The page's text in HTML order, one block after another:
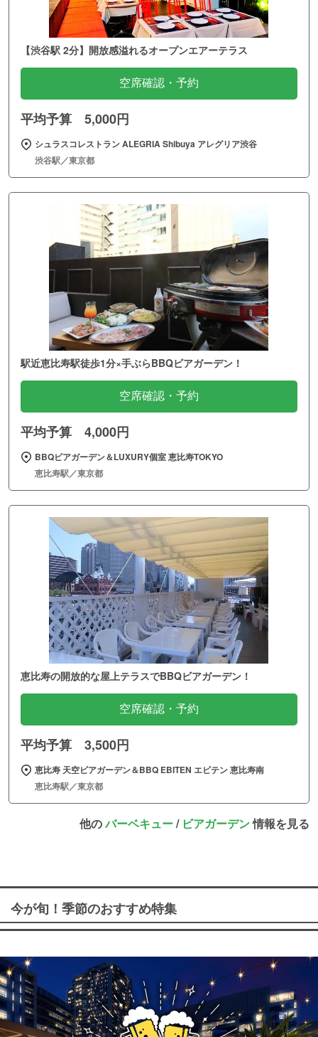
【渋谷駅 2分】開放感溢れるオープンエアーテラス
空席確認・予約
平均予算 5,000円
シュラスコレストラン ALEGRIA Shibuya アレグリア渋谷
渋谷駅／東京都
駅近恵比寿駅徒歩1分×手ぶらBBQビアガーデン！
空席確認・予約
平均予算 4,000円
BBQビアガーデン＆LUXURY個室 恵比寿TOKYO
恵比寿駅／東京都
恵比寿の開放的な屋上テラスでBBQビアガーデン！
空席確認・予約
平均予算 3,500円
恵比寿 天空ビアガーデン＆BBQ EBITEN エビテン 恵比寿南
恵比寿駅／東京都
他のバーベキュー/ ビアガーデン情報を見る
今が旬！季節のおすすめ特集